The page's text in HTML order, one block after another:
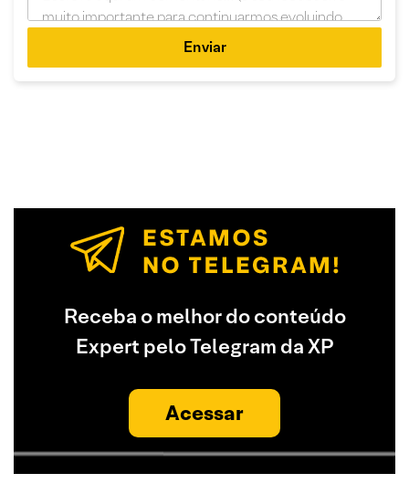
Enviar
Receba o melhor do conteúdo
Expert pelo Telegram da XP
Acessar